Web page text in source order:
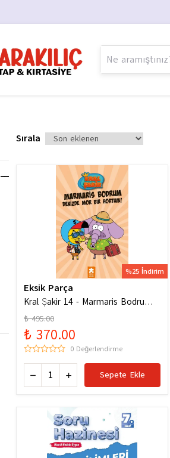
Sırala
%25 İndirim
Eksik Parça
Kral Şakir 14 - Marmaris Bodrum
Denizde Mor Bir Hortum
₺ 495.00
₺ 370.00
0 Değerlendirme
Sepete Ekle